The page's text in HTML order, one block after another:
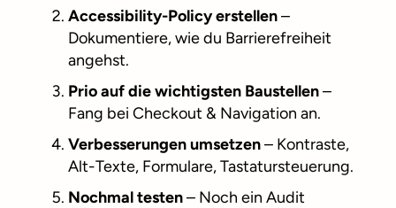
Accessibility-Policy erstellen–
Dokumentiere, wie du Barrierefreiheit
angehst.
Prio auf die wichtigsten Baustellen–
Fang bei Checkout & Navigation an.
Verbesserungen umsetzen– Kontraste,
Alt-Texte, Formulare, Tastatursteuerung.
Nochmal testen– Noch ein Audit